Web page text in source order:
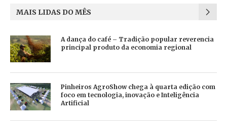
MAIS LIDAS DO MÊS
A dança do café – Tradição popular reverencia
principal produto da economia regional
Pinheiros AgroShow chega à quarta edição com
foco em tecnologia, inovação e Inteligência
Artificial